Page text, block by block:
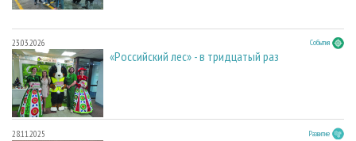
23.03.2026 События
«Российский лес» - в тридцатый раз
28.11.2025 Развитие